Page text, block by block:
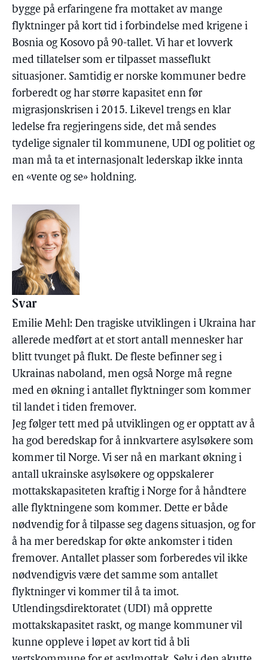
bygge på erfaringene fra mottaket av mange
flyktninger på kort tid i forbindelse med krigene i
Bosnia og Kosovo på 90-tallet. Vi har et lovverk
med tillatelser som er tilpasset masseflukt
situasjoner. Samtidig er norske kommuner bedre
forberedt og har større kapasitet enn før
migrasjonskrisen i 2015. Likevel trengs en klar
ledelse fra regjeringens side, det må sendes
tydelige signaler til kommunene, UDI og politiet og
man må ta et internasjonalt lederskap ikke innta
en «vente og se» holdning.
Svar
Emilie Mehl: Den tragiske utviklingen i Ukraina har
allerede medført at et stort antall mennesker har
blitt tvunget på flukt. De fleste befinner seg i
Ukrainas naboland, men også Norge må regne
med en økning i antallet flyktninger som kommer
til landet i tiden fremover.
Jeg følger tett med på utviklingen og er opptatt av å
ha god beredskap for å innkvartere asylsøkere som
kommer til Norge. Vi ser nå en markant økning i
antall ukrainske asylsøkere og oppskalerer
mottakskapasiteten kraftig i Norge for å håndtere
alle flyktningene som kommer. Dette er både
nødvendig for å tilpasse seg dagens situasjon, og for
å ha mer beredskap for økte ankomster i tiden
fremover. Antallet plasser som forberedes vil ikke
nødvendigvis være det samme som antallet
flyktninger vi kommer til å ta imot.
Utlendingsdirektoratet (UDI) må opprette
mottakskapasitet raskt, og mange kommuner vil
kunne oppleve i løpet av kort tid å bli